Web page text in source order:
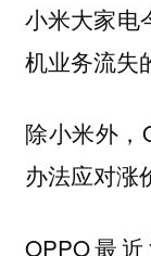
小米大家电
机业务流失
除小米外，
办法应对涨
OPPO最